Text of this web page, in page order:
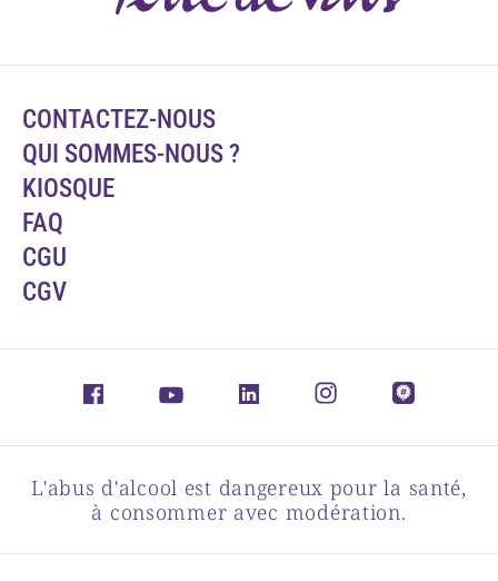
CONTACTEZ-NOUS
QUI SOMMES-NOUS ?
KIOSQUE
FAQ
CGU
CGV
L'abus d'alcool est dangereux pour la santé,
à consommer avec modération.